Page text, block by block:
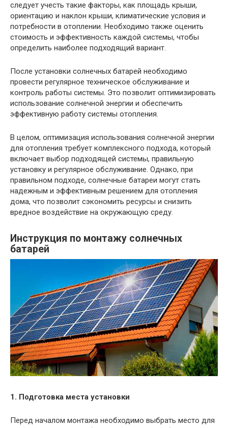
следует учесть такие факторы, как площадь крыши,
ориентацию и наклон крыши, климатические условия и
потребности в отоплении. Необходимо также оценить
стоимость и эффективность каждой системы, чтобы
определить наиболее подходящий вариант.
После установки солнечных батарей необходимо
провести регулярное техническое обслуживание и
контроль работы системы. Это позволит оптимизировать
использование солнечной энергии и обеспечить
эффективную работу системы отопления.
В целом, оптимизация использования солнечной энергии
для отопления требует комплексного подхода, который
включает выбор подходящей системы, правильную
установку и регулярное обслуживание. Однако, при
правильном подходе, солнечные батареи могут стать
надежным и эффективным решением для отопления
дома, что позволит сэкономить ресурсы и снизить
вредное воздействие на окружающую среду.
Инструкция по монтажу солнечных
батарей
1. Подготовка места установки
Перед началом монтажа необходимо выбрать место для